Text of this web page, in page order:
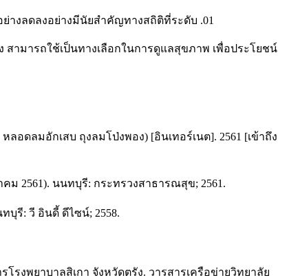
างลดลงอย่างมีนัยสำคัญทางสถิติที่ระดับ .01
ามารถใช้เป็นทางเลือกในการดูแลสุขภาพ เพื่อประโยชน์
อดลมอักเสบ ถุงลมโป่งพอง) [อินเทอร์เนต]. 2561 [เข้าถึง
ม 2561). นนทบุรี: กระทรวงสาธารณสุข; 2561.
รี: วี อินดี้ ดีไซน์; 2558.
งพยาบาลสิเกา จังหวัดตรัง. วารสารเครือข่ายวิทยาลัย